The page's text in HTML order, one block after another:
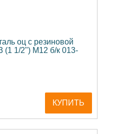
оц с резиновой
(1 1/2") М12 б/к 013-
КУПИТЬ